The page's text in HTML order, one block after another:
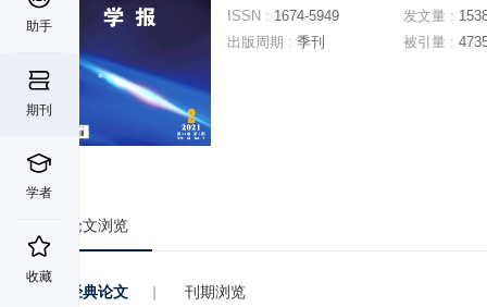
助手
期刊
学者
收藏
ISSN : 1674-5949
出版周期 : 季刊
发文量 :
被引量 :
论文浏览
经典论文 | 刊期浏览